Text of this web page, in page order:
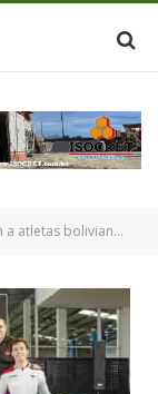
destacados de los Juegos Panamericanos Santiago 2023